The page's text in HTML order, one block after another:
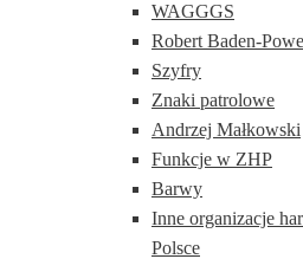
WAGGGS
Robert Baden-
Szyfry
Znaki patrolowe
Andrzej Małkowski
Funkcje w ZHP
Barwy
Inne organizacje
Polsce